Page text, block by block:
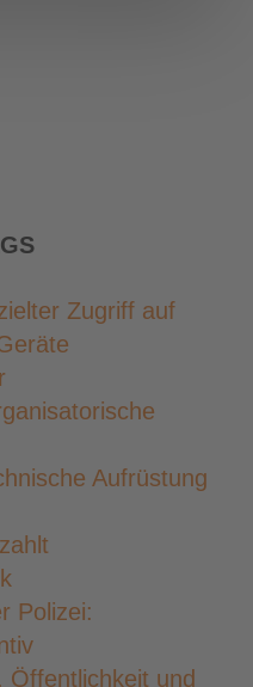
Zugriff auf
Aufrüstung
Polizei:
Öffentlichkeit und